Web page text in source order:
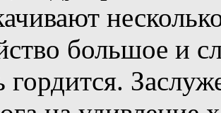
большое и
гордится.